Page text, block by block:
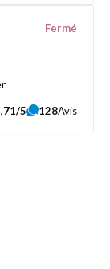
Fermé
5 128Avis